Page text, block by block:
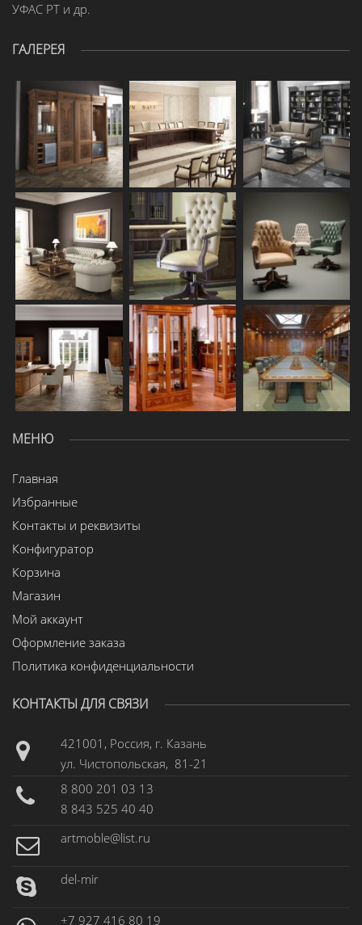
УФАС РТ и др.
ГАЛЕРЕЯ
МЕНЮ
Главная
Избранные
Контакты и реквизиты
Конфигуратор
Корзина
Магазин
Мой аккаунт
Оформление заказа
Политика конфиденциальности
КОНТАКТЫ ДЛЯ СВЯЗИ
421001, Россия, г. Казань
ул. Чистопольская, 81-21
8 800 201 03 13
8 843 525 40 40
artmoble@list.ru
del-mir
+7 927 416 80 19